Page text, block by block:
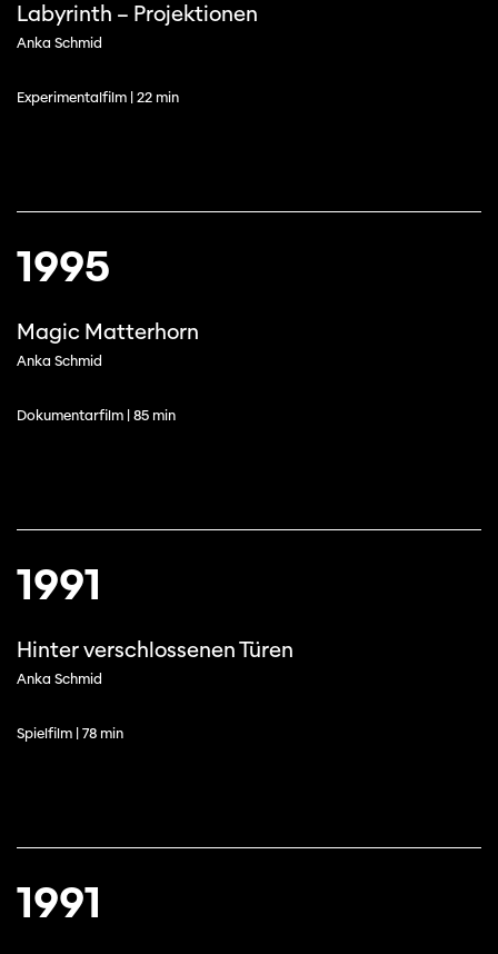
Labyrinth – Projektionen
Anka Schmid
Experimentalfilm | 22 min
1995
Magic Matterhorn
Anka Schmid
Dokumentarfilm | 85 min
1991
Hinter verschlossenen Türen
Anka Schmid
Spielfilm | 78 min
1991